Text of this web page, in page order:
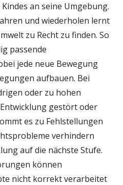
an seine Umgebung.
und wiederholen lernt
zu Recht zu finden. So
passende
jede neue Bewegung
aufbauen. Bei
oder zu hohen
gestört oder
es zu Fehlstellungen
verhindern
auf die nächste Stufe.
können
nicht korrekt verarbeitet